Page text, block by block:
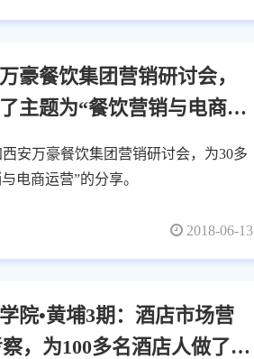
豪餐饮集团营销研讨会，
主题为“餐饮营销与电商运
安万豪餐饮集团营销研讨会，为30多
电商运营”的分享。
2018-06-13
院•黄埔3期：酒店市场营
，为100多名酒店人做了酒